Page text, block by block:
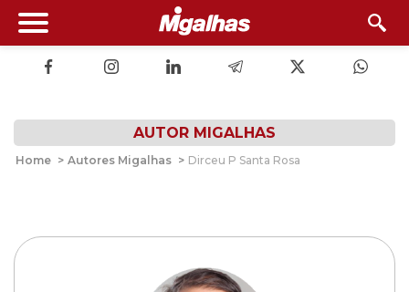
AUTOR MIGALHAS
Home > Autores Migalhas > Dirceu P Santa Rosa